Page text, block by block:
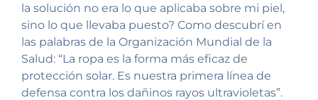
la solución no era lo que aplicaba sobre mi piel,
sino lo que llevaba puesto? Como descubrí en
las palabras de la Organización Mundial de la
Salud: “La ropa es la forma más eficaz de
protección solar. Es nuestra primera línea de
defensa contra los dañinos rayos ultravioletas”.